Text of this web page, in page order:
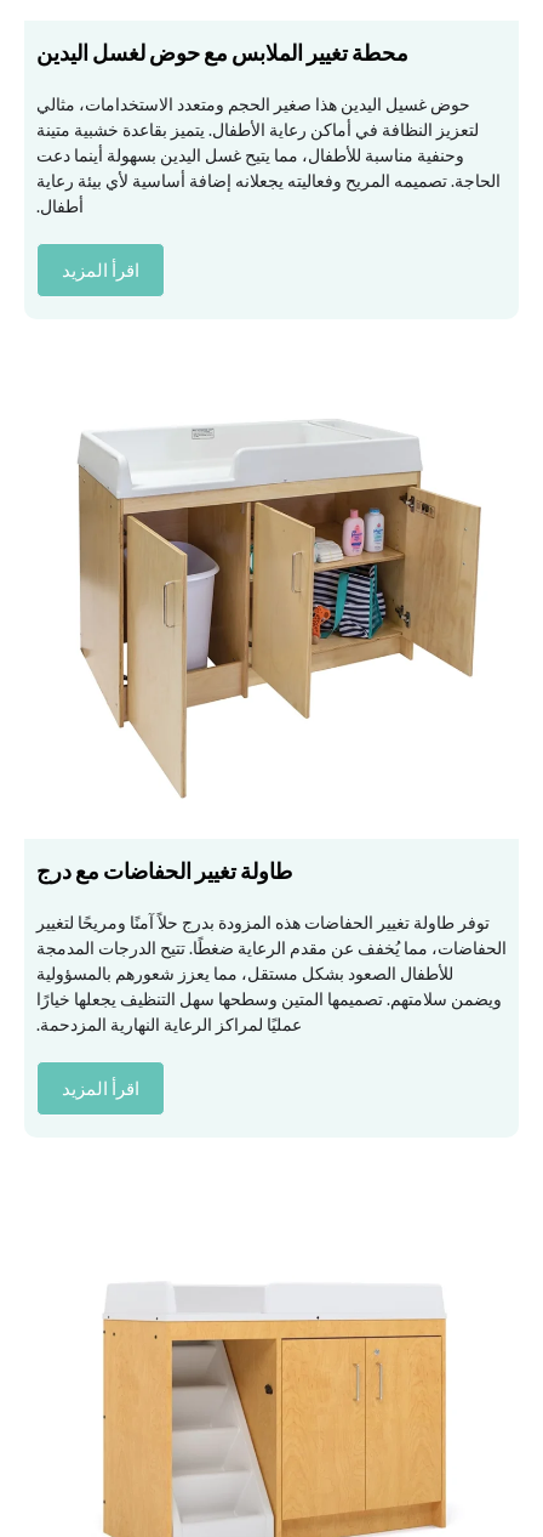
محطة تغيير الملابس مع حوض لغسل اليدين
حوض غسيل اليدين هذا صغير الحجم ومتعدد الاستخدامات، مثالي
لتعزيز النظافة في أماكن رعاية الأطفال. يتميز بقاعدة خشبية متينة
وحنفية مناسبة للأطفال، مما يتيح غسل اليدين بسهولة أينما دعت
الحاجة. تصميمه المريح وفعاليته يجعلانه إضافة أساسية لأي بيئة رعاية
أطفال.
اقرأ المزيد
طاولة تغيير الحفاضات مع درج
توفر طاولة تغيير الحفاضات هذه المزودة بدرج حلاً آمنًا ومريحًا لتغيير
الحفاضات، مما يُخفف عن مقدم الرعاية ضغطًا. تتيح الدرجات المدمجة
للأطفال الصعود بشكل مستقل، مما يعزز شعورهم بالمسؤولية
ويضمن سلامتهم. تصميمها المتين وسطحها سهل التنظيف يجعلها خيارًا
عمليًا لمراكز الرعاية النهارية المزدحمة.
اقرأ المزيد